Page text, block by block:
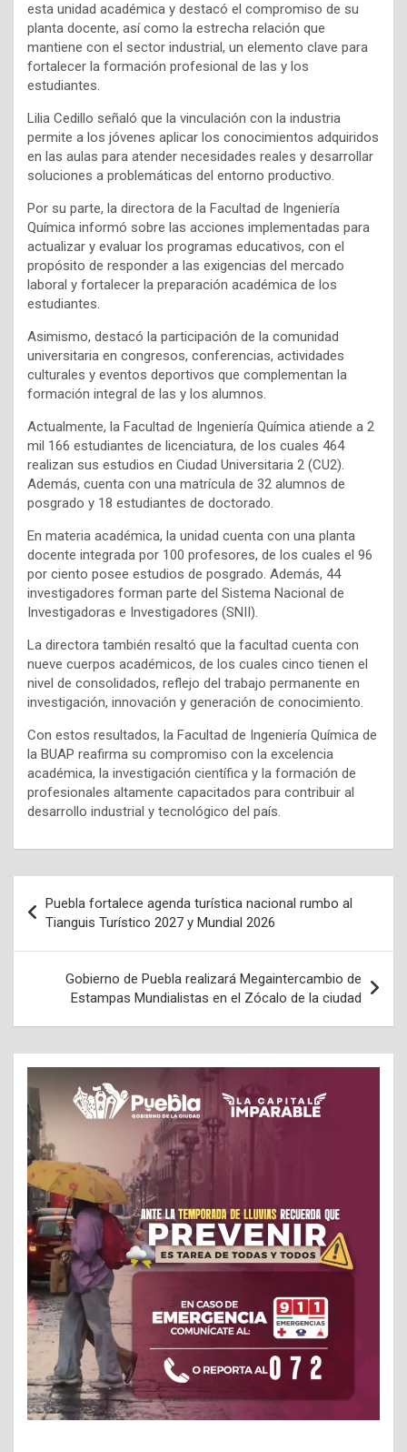
esta unidad académica y destacó el compromiso de su
planta docente, así como la estrecha relación que
mantiene con el sector industrial, un elemento clave para
fortalecer la formación profesional de las y los
estudiantes.
Lilia Cedillo señaló que la vinculación con la industria
permite a los jóvenes aplicar los conocimientos adquiridos
en las aulas para atender necesidades reales y desarrollar
soluciones a problemáticas del entorno productivo.
Por su parte, la directora de la Facultad de Ingeniería
Química informó sobre las acciones implementadas para
actualizar y evaluar los programas educativos, con el
propósito de responder a las exigencias del mercado
laboral y fortalecer la preparación académica de los
estudiantes.
Asimismo, destacó la participación de la comunidad
universitaria en congresos, conferencias, actividades
culturales y eventos deportivos que complementan la
formación integral de las y los alumnos.
Actualmente, la Facultad de Ingeniería Química atiende a 2
mil 166 estudiantes de licenciatura, de los cuales 464
realizan sus estudios en Ciudad Universitaria 2 (CU2).
Además, cuenta con una matrícula de 32 alumnos de
posgrado y 18 estudiantes de doctorado.
En materia académica, la unidad cuenta con una planta
docente integrada por 100 profesores, de los cuales el 96
por ciento posee estudios de posgrado. Además, 44
investigadores forman parte del Sistema Nacional de
Investigadoras e Investigadores (SNII).
La directora también resaltó que la facultad cuenta con
nueve cuerpos académicos, de los cuales cinco tienen el
nivel de consolidados, reflejo del trabajo permanente en
investigación, innovación y generación de conocimiento.
Con estos resultados, la Facultad de Ingeniería Química de
la BUAP reafirma su compromiso con la excelencia
académica, la investigación científica y la formación de
profesionales altamente capacitados para contribuir al
desarrollo industrial y tecnológico del país.
de
entradas
Puebla fortalece agenda turística nacional rumbo al
Tianguis Turístico 2027 y Mundial 2026
Gobierno de Puebla realizará Megaintercambio de
Estampas Mundialistas en el Zócalo de la ciudad